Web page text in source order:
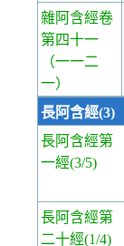
雜阿含經卷
第四十一
（一一二
一）
長阿含經(3)
長阿含經第
一經(3/5)
長阿含經第
二十經(1/4)